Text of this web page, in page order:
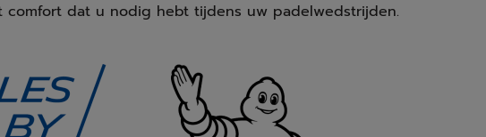
comfort dat u nodig hebt tijdens uw padelwedstrijden.